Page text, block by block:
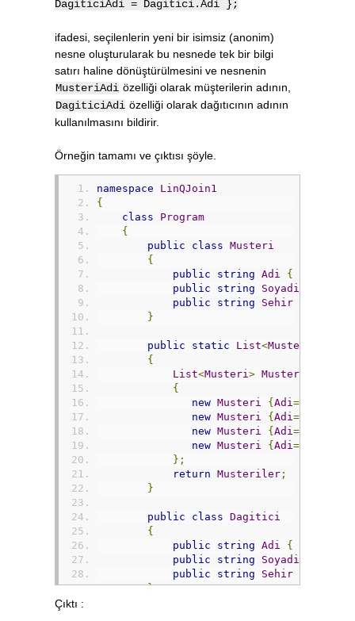
DagiticiAdi = Dagitici.Adi };
ifadesi, seçilenlerin yeni bir isimsiz (anonim)
nesne oluşturularak bu nesnede tek bir bilgi
satırı haline dönüştürülmesini ve nesnenin
MusteriAdi özelliği olarak müşterilerin adının,
DagiticiAdi özelliği olarak dağıtıcının adının
kullanılmasını bildirir.
Örneğin tamamı ve çıktısı şöyle.
namespace
LinQJoin1
{
class
Program
{
public
class Musteri
{
public
string Adi {
public
string Soyadi
public
string Sehir
}
public static List<Musteri
{
List<Musteri > Musteriler
{
new Musteri {Adi =
new Musteri {Adi =
new Musteri {Adi =
new Musteri {Adi =
};
return Musteriler ;
}
public class Dagitici
{
public
string Adi {
public
string Soyadi
public
string Sehir
}
Çıktı :